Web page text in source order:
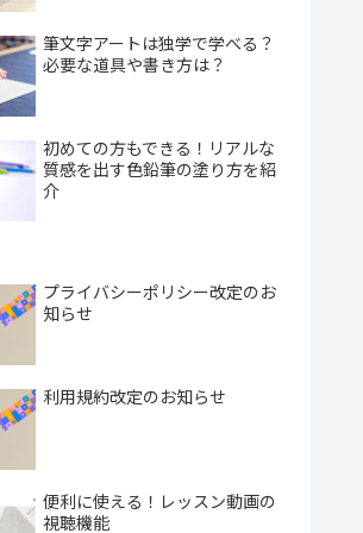
筆文字アートは独学で学べる？
必要な道具や書き方は？
初めての方もできる！リアルな
質感を出す色鉛筆の塗り方を紹
介
プライバシーポリシー改定のお
知らせ
利用規約改定のお知らせ
便利に使える！レッスン動画の
視聴機能